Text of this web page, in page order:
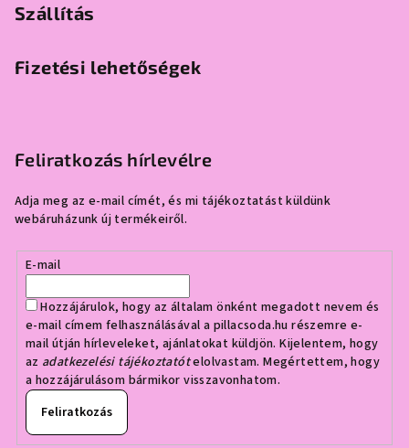
Szállítás
Fizetési lehetőségek
Feliratkozás hírlevélre
Adja meg az e-mail címét, és mi tájékoztatást küldünk
webáruházunk új termékeiről.
E-mail
Hozzájárulok, hogy az általam önként megadott nevem és
e-mail címem felhasználásával a pillacsoda.hu részemre e-
mail útján hírleveleket, ajánlatokat küldjön. Kijelentem, hogy
az adatkezelési tájékoztatótelolvastam. Megértettem, hogy
a hozzájárulásom bármikor visszavonhatom.
Feliratkozás